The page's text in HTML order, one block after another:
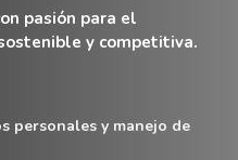
pasión para el
y competitiva.
personales y manejo de